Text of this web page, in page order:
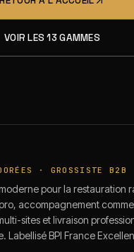
VOIR LES 13 GAMMES
· GROSSISTE B2B
pour la restauration
accompagnement
sites et livraison
Labellisé BPI France